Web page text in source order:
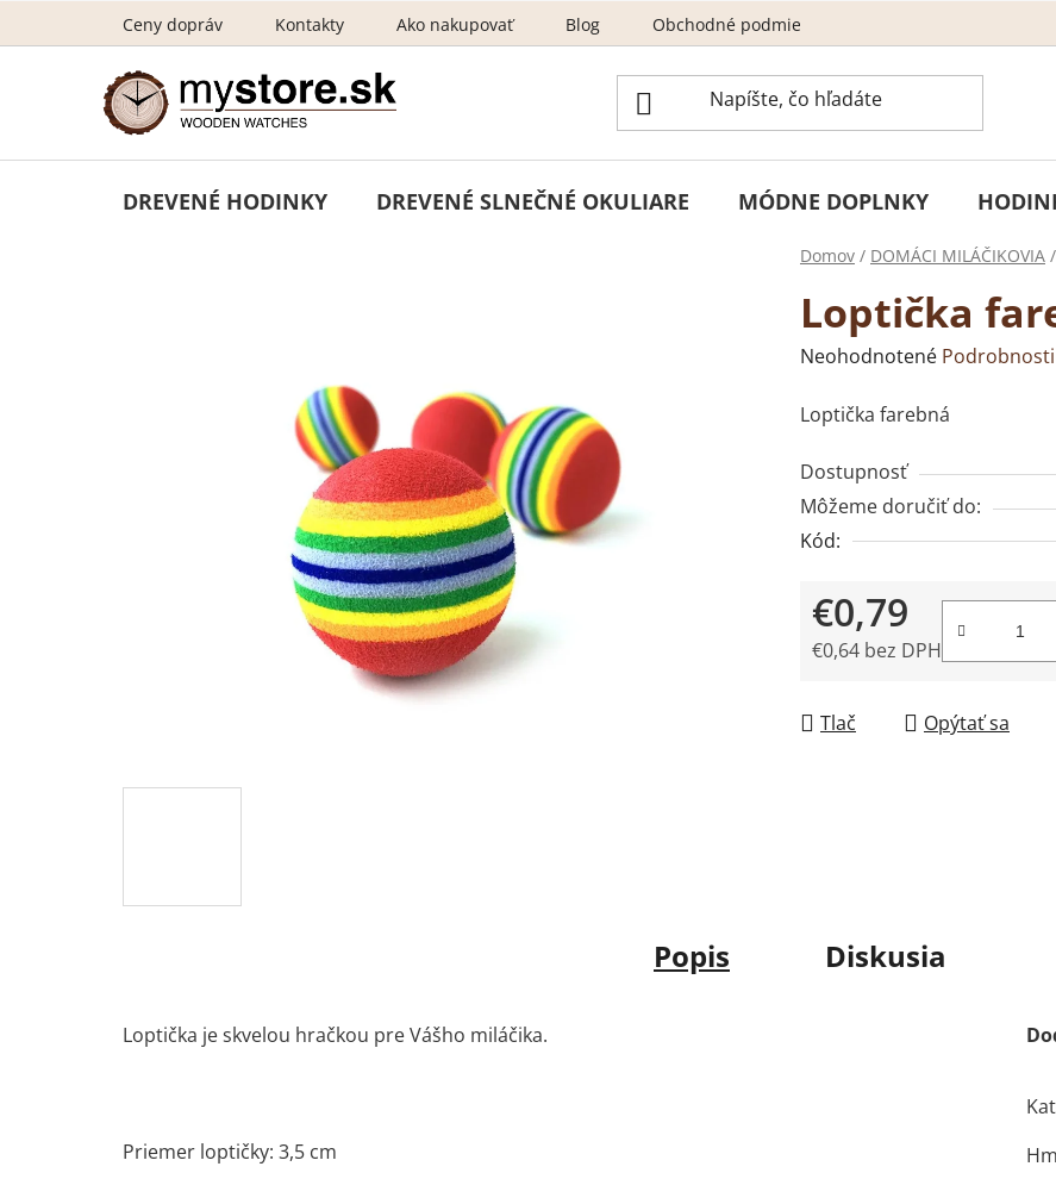
Ceny dopráv Kontakty Ako nakupovať Blog Obchodné podmienky
DREVENÉ HODINKY DREVENÉ SLNEČNÉ OKULIARE MÓDNE DOPLNKY
Domov / DOMÁCI MILÁČIKOVIA /
Loptička
Priemerné
produktu
0,0
z
5
Neohodnotené
Loptička farebná
Dostupnosť
Môžeme doručiť do:
Kód:
€0,79
€0,64 bez DPH
Tlač Opýtať sa
Popis Diskusia
Loptička je skvelou hračkou pre Vášho miláčika.
Priemer loptičky: 3,5 cm